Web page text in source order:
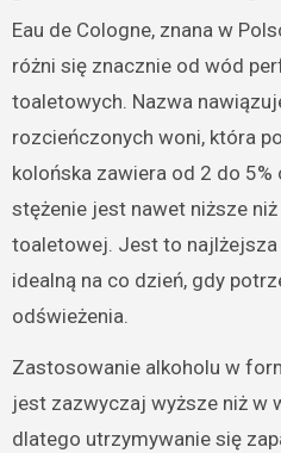
Eau de Cologne, znana w
różni się znacznie od wód
toaletowych. Nazwa
rozcieńczonych woni, która
kolońska zawiera od 2 do
stężenie jest nawet niższe
toaletowej. Jest to
idealną na co dzień, gdy
odświeżenia.
Zastosowanie alkoholu w
jest zazwyczaj wyższe niż w
dlatego utrzymywanie się